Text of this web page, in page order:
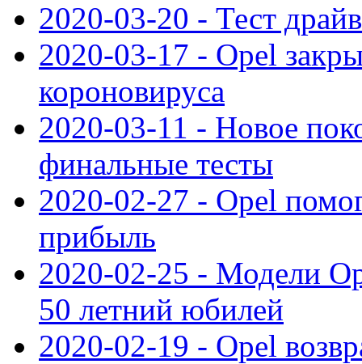
2020-03-20 - Тест
2020-03-17 - Opel
короновируса
2020-03-11 - Новое
финальные тесты
2020-02-27 - Opel
прибыль
2020-02-25 - Модели
50 летний юбилей
2020-02-19 - Opel